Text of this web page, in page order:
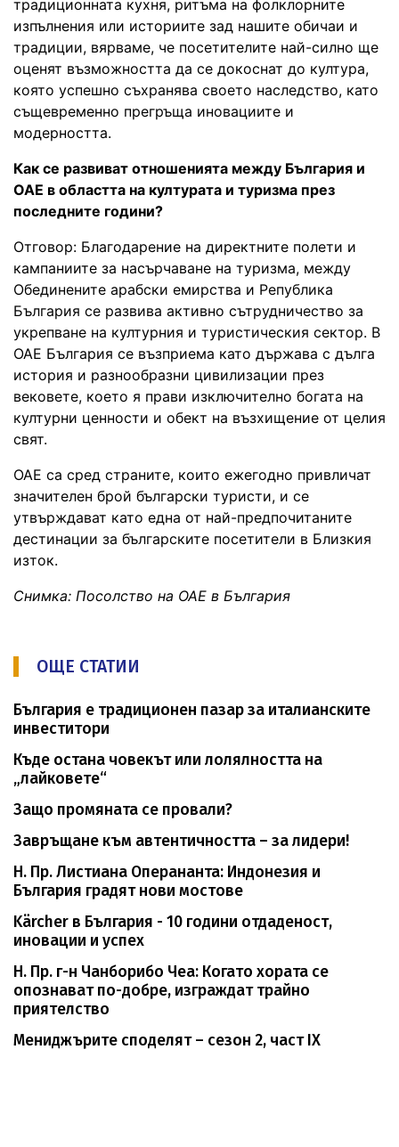
традиционната кухня, ритъма на фолклорните
изпълнения или историите зад нашите обичаи и
традиции, вярваме, че посетителите най-силно ще
оценят възможността да се докоснат до култура,
която успешно съхранява своето наследство, като
същевременно прегръща иновациите и
модерността.
Как се развиват отношенията между България и
ОАЕ в областта на културата и туризма през
последните години?
Отговор: Благодарение на директните полети и
кампаниите за насърчаване на туризма, между
Обединените арабски емирства и Република
България се развива активно сътрудничество за
укрепване на културния и туристическия сектор. В
ОАЕ България се възприема като държава с дълга
история и разнообразни цивилизации през
вековете, което я прави изключително богата на
културни ценности и обект на възхищение от целия
свят.
ОАЕ са сред страните, които ежегодно привличат
значителен брой български туристи, и се
утвърждават като една от най-предпочитаните
дестинации за българските посетители в Близкия
изток.
Снимка: Посолство на ОАЕ в България
ОЩЕ СТАТИИ
България е традиционен пазар за италианските
инвеститори
Къде остана човекът или лолялността на
„лайковете“
Защо промяната се провали?
Завръщане към автентичността – за лидери!
Н. Пр. Листиана Оперананта: Индонезия и
България градят нови мостове
Kärcher в България - 10 години отдаденост,
иновации и успех
Н. Пр. г-н Чанборибо Чеа: Когато хората се
опознават по-добре, изграждат трайно
приятелство
Мениджърите споделят – сезон 2, част IX